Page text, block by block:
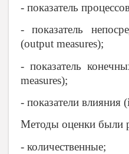
- показатель
- показатель
(output measures);
- показатель
measures);
- показатели влияния
Методы оценки были
- количественные;